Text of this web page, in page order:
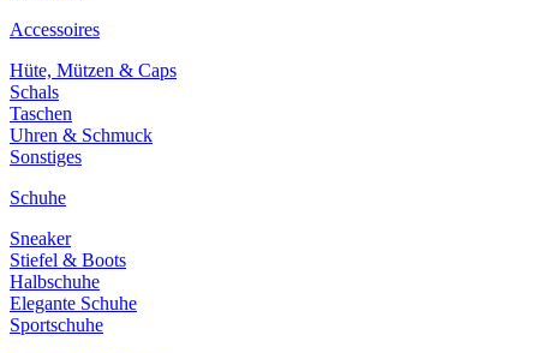
Accessoires
Hüte, Mützen & Caps
Schals
Taschen
Uhren & Schmuck
Sonstiges
Schuhe
Sneaker
Stiefel & Boots
Halbschuhe
Elegante Schuhe
Sportschuhe